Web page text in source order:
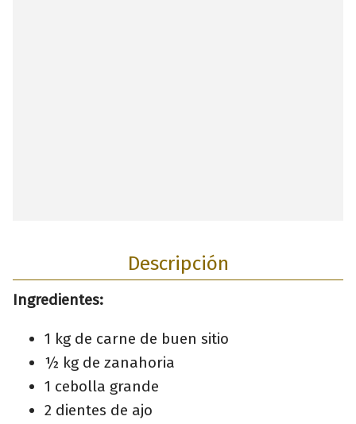
Descripción
Ingredientes:
1 kg de carne de buen sitio
½ kg de zanahoria
1 cebolla grande
2 dientes de ajo